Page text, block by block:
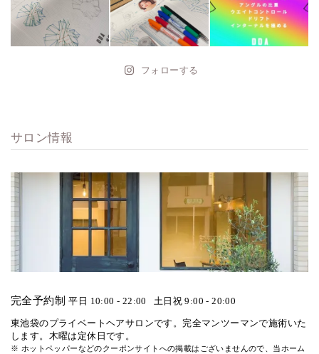
フォローする
サロン情報
完全予約制平日 10:00 - 22:00 土日祝 9:00 - 20:00
東池袋のプライベートヘアサロンです。完全マンツーマンで施術いた
します。木曜は定休日です。
※ ホットペッパーなどのクーポンサイトへの掲載はございませんので、当ホーム